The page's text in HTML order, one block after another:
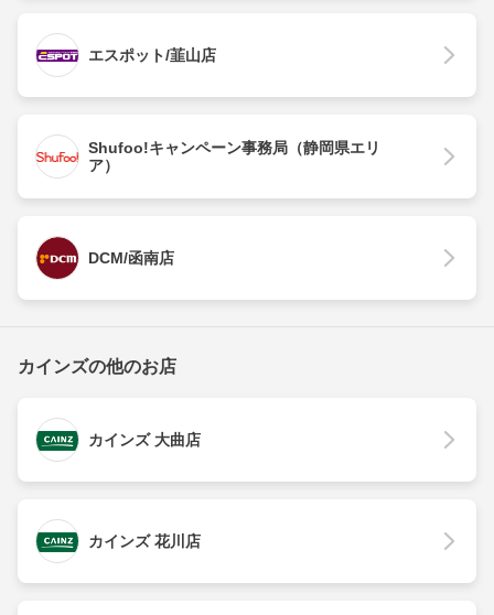
エスポット/韮山店
Shufoo!キャンペーン事務局（静岡県エリ
ア）
DCM/函南店
カインズの他のお店
カインズ 大曲店
カインズ 花川店